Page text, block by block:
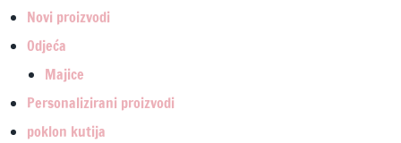
Novi proizvodi
Odjeća
Majice
Personalizirani proizvodi
poklon kutija